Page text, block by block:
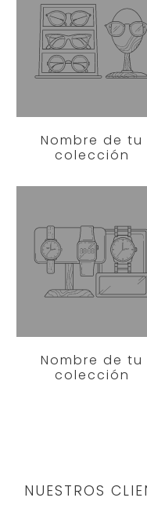
Nombre de tu
colección
Nombre de tu
colección
NUESTROS